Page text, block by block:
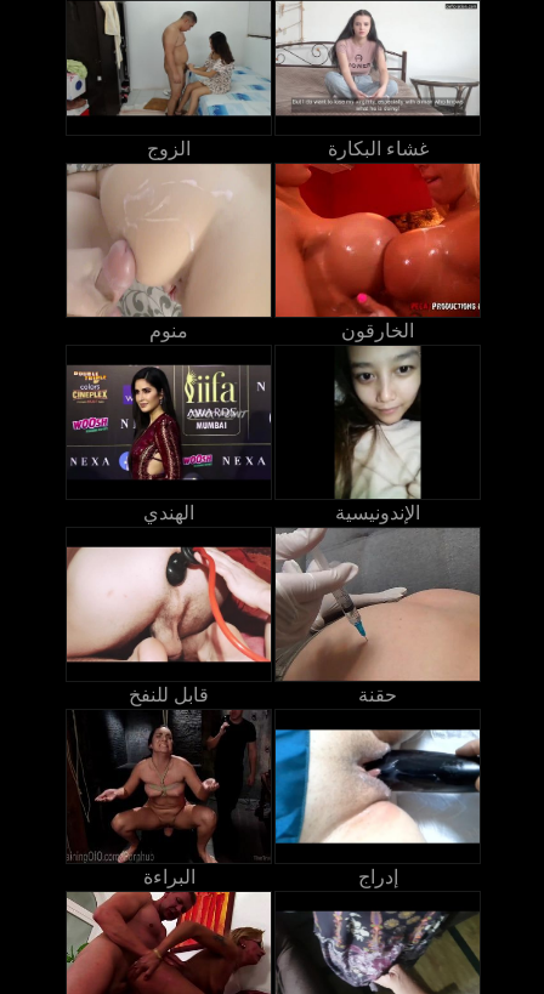
الزوج غشاء البكارة
منوم الخارقون
الهندي الإندونيسية
قابل للنفخ حقنة
البراءة إدراج